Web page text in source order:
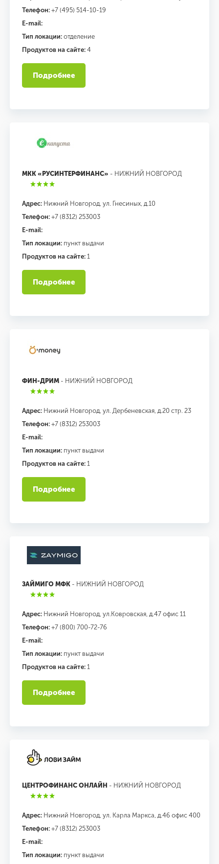
Телефон: +7 (495) 514-10-19
E-mail:
Тип локации: отделение
Продуктов на сайте: 4
Подробнее
МКК «РУСИНТЕРФИНАНС» - НИЖНИЙ НОВГОРОД
Адрес: Нижний Новгород, ул. Гнесиных, д.10
Телефон: +7 (8312) 253003
E-mail:
Тип локации: пункт выдачи
Продуктов на сайте: 1
Подробнее
ФИН-ДРИМ - НИЖНИЙ НОВГОРОД
Адрес: Нижний Новгород, ул. Дербеневская, д.20 стр. 23
Телефон: +7 (8312) 253003
E-mail:
Тип локации: пункт выдачи
Продуктов на сайте: 1
Подробнее
ЗАЙМИГО МФК - НИЖНИЙ НОВГОРОД
Адрес: Нижний Новгород, ул.Ковровская, д.47 офис 11
Телефон: +7 (800) 700-72-76
E-mail:
Тип локации: пункт выдачи
Продуктов на сайте: 1
Подробнее
ЦЕНТРОФИНАНС ОНЛАЙН - НИЖНИЙ НОВГОРОД
Адрес: Нижний Новгород, ул. Карла Маркса, д.46 офис 400
Телефон: +7 (8312) 253003
E-mail:
Тип локации: пункт выдачи